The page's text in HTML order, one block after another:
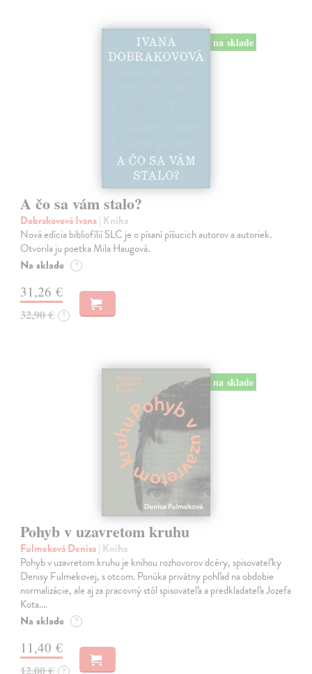
na sklade
A čo sa vám stalo?
Dobrakovová Ivana| Kniha
Nová edícia bibliofílií SLC je o písaní píšucich autorov a autoriek.
Otvorila ju poetka Mila Haugová.
Na sklade ?
31,26 €
32,90 € ?
na sklade
Pohyb v uzavretom kruhu
Fulmeková Denisa| Kniha
Pohyb v uzavretom kruhu je knihou rozhovorov dcéry, spisovateľky
Denisy Fulmekovej, s otcom. Ponúka privátny pohľad na obdobie
normalizácie, ale aj za pracovný stôl spisovateľa a predkladateľa Jozefa
Kota.…
Na sklade ?
11,40 €
12,00 € ?